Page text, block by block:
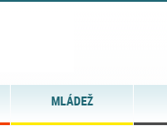
MLÁDEŽ